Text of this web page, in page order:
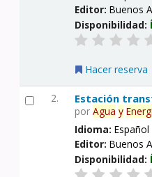
Editor:Buenos
Disponibilidad:
Hacer reserva
2. Estación
porAgua y
Idioma:Español
Editor:Buenos
Disponibilidad: